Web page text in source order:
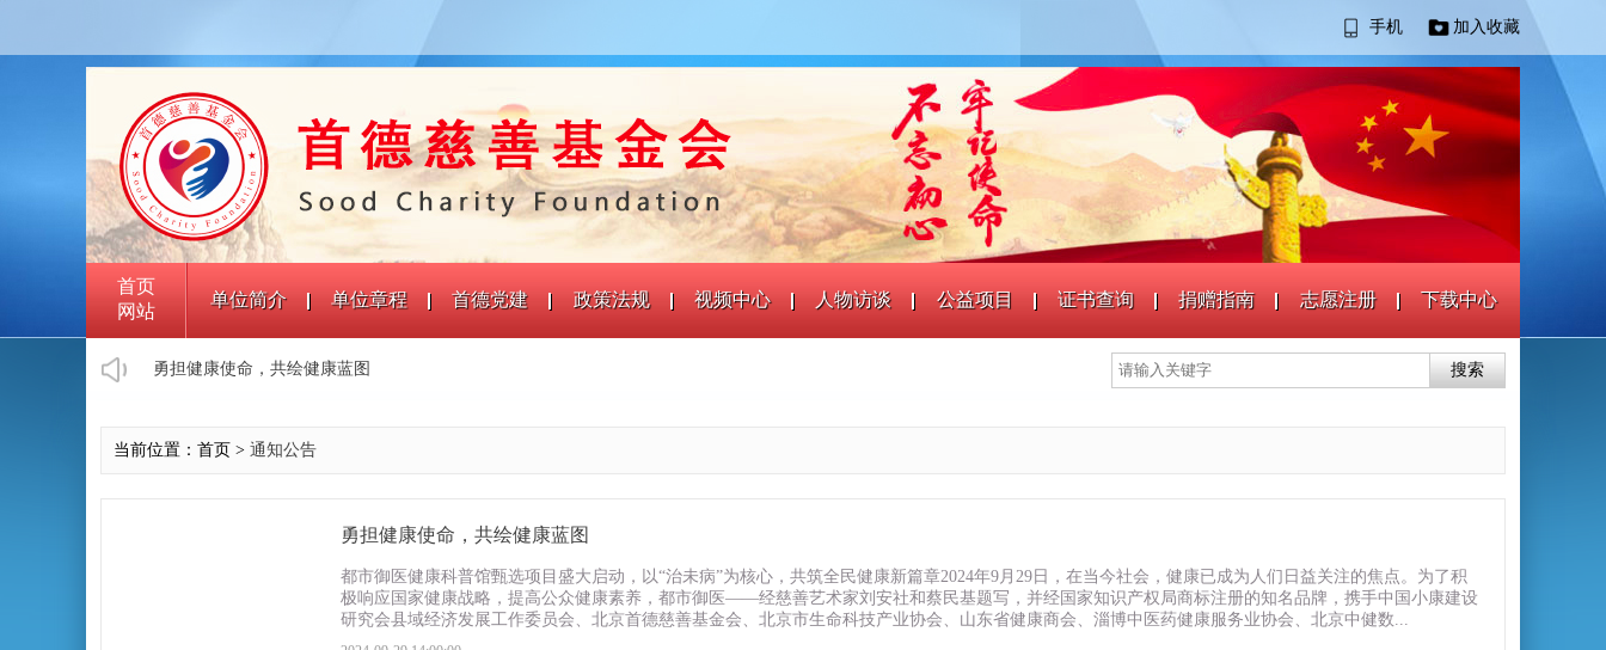
手机 加入收藏
首页
网站
单位简介 单位章程 首德党建 政策法规 视频中心 人物访谈 公益项目 证书查询 捐赠指南 志愿注册 下载中心
勇担健康使命，共绘健康蓝图 搜索
当前位置：首页 > 通知公告
勇担健康使命，共绘健康蓝图
都市御医健康科普馆甄选项目盛大启动，以“治未病”为核心，共筑全民健康新篇章2024年9月29日，在当今社会，健康已成为人们日益关注的焦点。为了积
极响应国家健康战略，提高公众健康素养，都市御医——经慈善艺术家刘安社和蔡民基题写，并经国家知识产权局商标注册的知名品牌，携手中国小康建设
研究会县域经济发展工作委员会、北京首德慈善基金会、北京市生命科技产业协会、山东省健康商会、淄博中医药健康服务业协会、北京中健数...